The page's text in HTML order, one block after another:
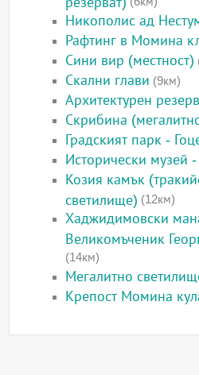
Никополис ад
Рафтинг в Момина
Сини вир (местност)
Скални глави (9км)
Архитектурен
Скрибина
Градският парк -
Исторически музей
Козия камък
светилище) (12км)
Хаджидимовски
Великомъченик
(14км)
Мегалитно
Крепост Момина